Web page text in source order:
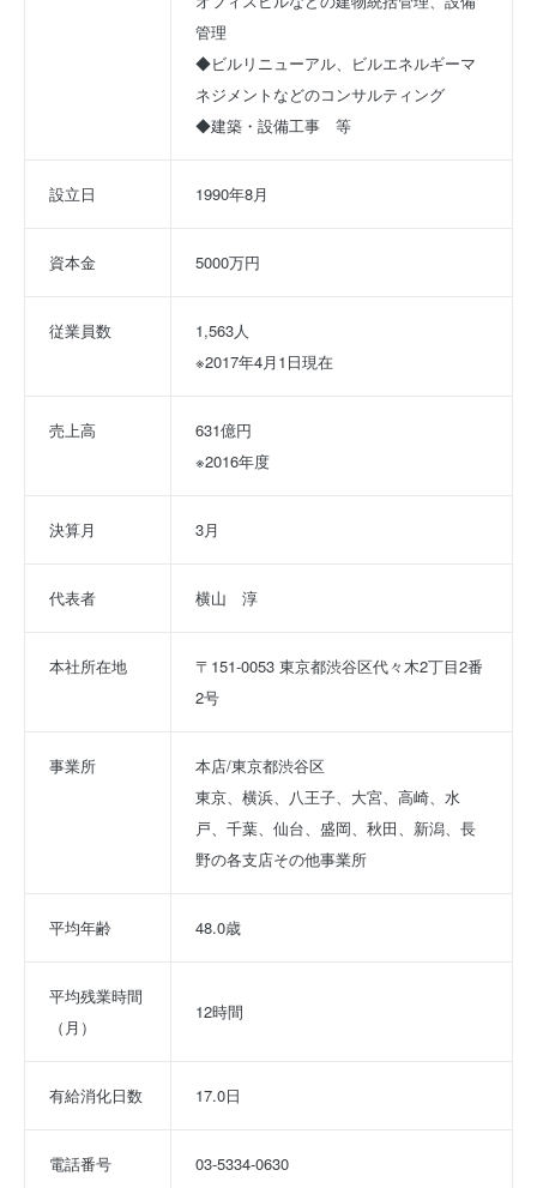
管理
◆ビルリニューアル、ビルエネルギーマ
ネジメントなどのコンサルティング
◆建築・設備工事　等
設立日 1990年8月
資本金 5000万円
従業員数
1,563人
※2017年4月1日現在
売上高
631億円
※2016年度
決算月 3月
代表者 横山　淳
本社所在地
〒151-0053 東京都渋谷区代々木2丁目2番
2号
事業所
本店/東京都渋谷区
東京、横浜、八王子、大宮、高崎、水
戸、千葉、仙台、盛岡、秋田、新潟、長
野の各支店その他事業所
平均年齢 48.0歳
平均残業時間
（月）
12時間
有給消化日数 17.0日
電話番号 03-5334-0630